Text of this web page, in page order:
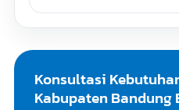
Konsultasi
Kabupaten Bandung